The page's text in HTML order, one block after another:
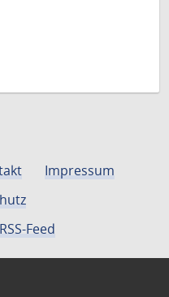
Impressum
RSS-Feed